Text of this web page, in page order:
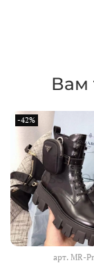
Вам
-42%
арт. MR-